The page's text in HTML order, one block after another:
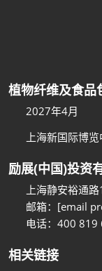
植物纤维及食品
2027年4月
上海新国际博
励展(中国)投资
上海静安裕通
邮箱： [email
电话：400 819
相关链接